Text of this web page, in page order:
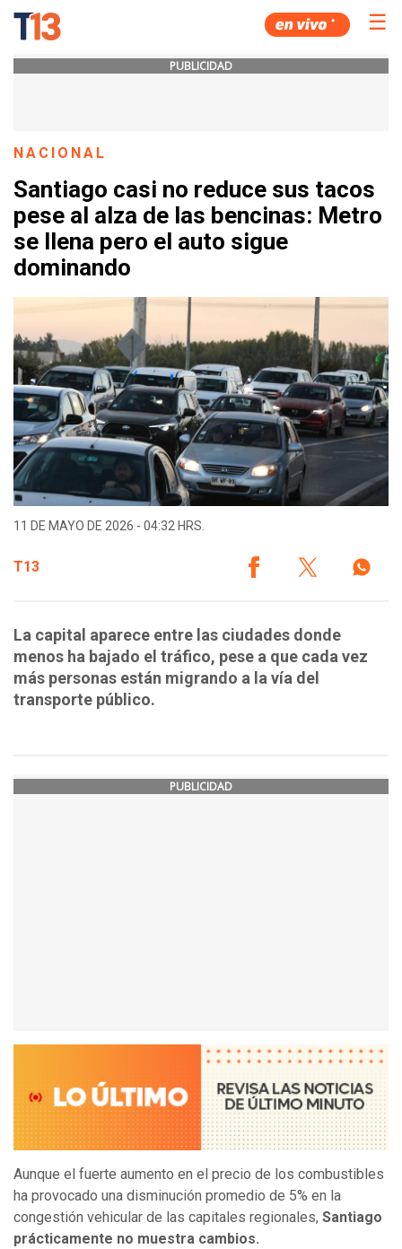
☰
PUBLICIDAD
NACIONAL
Santiago casi no reduce sus tacos
pese al alza de las bencinas: Metro
se llena pero el auto sigue
dominando
11 DE MAYO DE 2026 - 04:32 HRS.
T13
La capital aparece entre las ciudades donde
menos ha bajado el tráfico, pese a que cada vez
más personas están migrando a la vía del
transporte público.
PUBLICIDAD
Aunque el fuerte aumento en el precio de los combustibles
ha provocado una disminución promedio de 5% en la
congestión vehicular de las capitales regionales, Santiago
prácticamente no muestra cambios.